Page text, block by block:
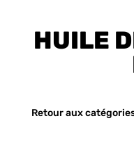
HUILE
Retour aux